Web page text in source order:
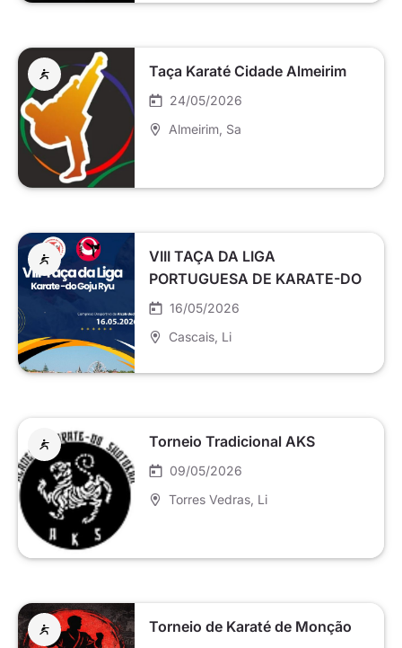
Taça Karaté Cidade Almeirim
24/05/2026
Almeirim , Sa
VIII TAÇA DA LIGA
PORTUGUESA DE KARATE-DO
GOJU-RYU
16/05/2026
Cascais , Li
Torneio Tradicional AKS
09/05/2026
Torres Vedras , Li
Torneio de Karaté de Monção